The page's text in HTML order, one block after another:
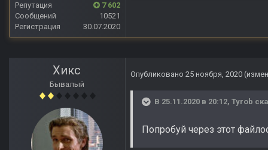
Репутация
7 602
Сообщений
10521
Регистрация
30.07.2020
Хикс
Бывалый
Опубликовано 25 ноября, 2020
В 25.11.2020 в 20:12, Tyrob
Попробуй через этот